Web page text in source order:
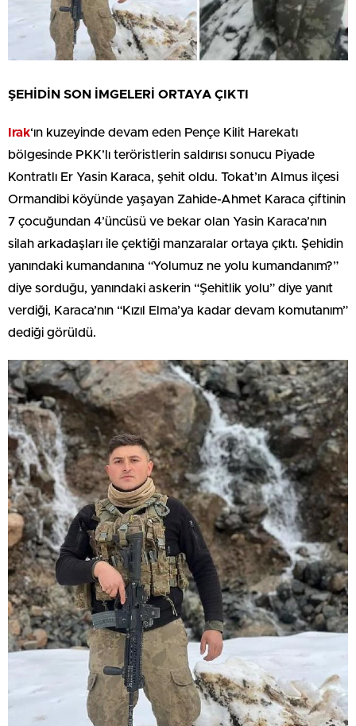
ŞEHİDİN SON İMGELERİ ORTAYA ÇIKTI
Irak‘ın kuzeyinde devam eden Pençe Kilit Harekatı
bölgesinde PKK’lı teröristlerin saldırısı sonucu Piyade
Kontratlı Er Yasin Karaca, şehit oldu. Tokat’ın Almus ilçesi
Ormandibi köyünde yaşayan Zahide-Ahmet Karaca çiftinin
7 çocuğundan 4’üncüsü ve bekar olan Yasin Karaca’nın
silah arkadaşları ile çektiği manzaralar ortaya çıktı. Şehidin
yanındaki kumandanına “Yolumuz ne yolu kumandanım?”
diye sorduğu, yanındaki askerin “Şehitlik yolu” diye yanıt
verdiği, Karaca’nın “Kızıl Elma’ya kadar devam komutanım”
dediği görüldü.